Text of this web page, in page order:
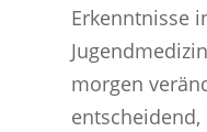
Erkenntnisse
morgen